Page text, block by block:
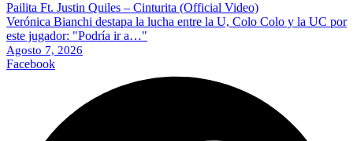
Pailita Ft. Justin Quiles – Cinturita (Official Video)
Verónica Bianchi destapa la lucha entre la U, Colo Colo y la UC por
este jugador: "Podría ir a…"
Agosto 7, 2026
Facebook